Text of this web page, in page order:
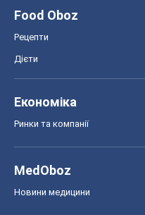
Food Oboz
Рецепти
Дієти
Економіка
Ринки та компанії
MedOboz
Новини медицини